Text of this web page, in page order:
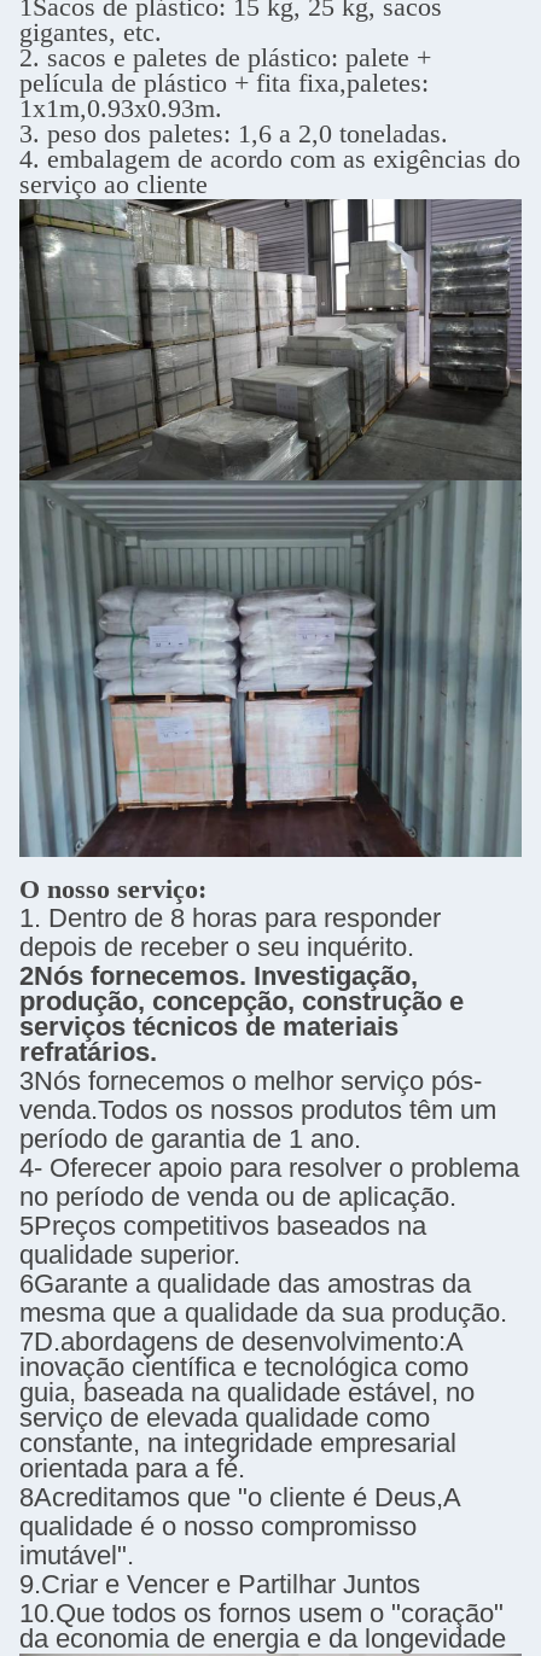
1Sacos de plástico: 15 kg, 25 kg, sacos
gigantes, etc.
2. sacos e paletes de plástico: palete +
película de plástico + fita fixa,paletes:
1x1m,0.93x0.93m.
3. peso dos paletes: 1,6 a 2,0 toneladas.
4. embalagem de acordo com as exigências do
serviço ao cliente
O nosso serviço:
1. Dentro de 8 horas para responder
depois de receber o seu inquérito.
2Nós fornecemos. Investigação,
produção, concepção, construção e
serviços técnicos de materiais
refratários.
3Nós fornecemos o melhor serviço pós-
venda.Todos os nossos produtos têm um
período de garantia de 1 ano.
4- Oferecer apoio para resolver o problema
no período de venda ou de aplicação.
5Preços competitivos baseados na
qualidade superior.
6Garante a qualidade das amostras da
mesma que a qualidade da sua produção.
7D.abordagens de desenvolvimento:A
inovação científica e tecnológica como
guia, baseada na qualidade estável, no
serviço de elevada qualidade como
constante, na integridade empresarial
orientada para a fé.
8Acreditamos que "o cliente é Deus,A
qualidade é o nosso compromisso
imutável".
9.Criar e Vencer e Partilhar Juntos
10.Que todos os fornos usem o "coração"
da economia de energia e da longevidade